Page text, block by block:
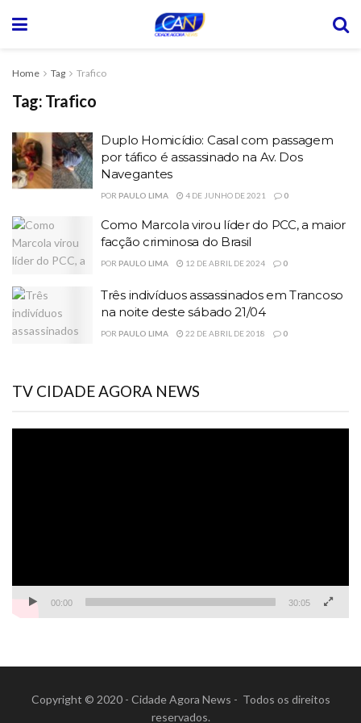
Home Tag Trafico
Tag: Trafico
Duplo Homicídio: Casal com passagem
por táfico é assassinado na Av. Dos
Navegantes
POR PAULO LIMA 4 DE JUNHO DE 2021 0
Como Marcola virou líder do PCC, a maior
facção criminosa do Brasil
POR PAULO LIMA 12 DE ABRIL DE 2024 0
Três indivíduos assassinados em Trancoso
na noite deste sábado 21/04
POR PAULO LIMA 22 DE ABRIL DE 2018 0
TV CIDADE AGORA NEWS
00:00 30:05
Copyright © 2020 - Cidade Agora News - Todos os direitos
reservados.